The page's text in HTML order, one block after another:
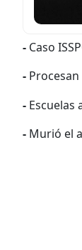
- Caso
-
- Escuelas
- Murió el